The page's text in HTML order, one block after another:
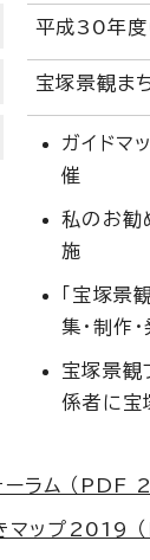
平成30年度
宝塚景観ま
ガイドマ
催
私のお勧
施
「宝塚
集・制作
宝塚景観
係者に宝
ーラム （PDF
マップ2019